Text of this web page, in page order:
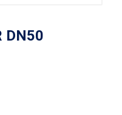
DN50